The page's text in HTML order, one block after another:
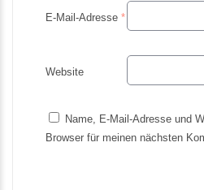
E-Mail-Adresse *
Website
Name, E-Mail-Adresse und
Browser für meinen nächsten